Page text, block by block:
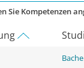
Sie Kompetenzen